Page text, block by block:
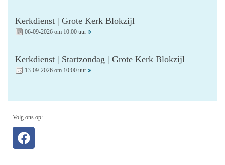
Kerkdienst | Grote Kerk Blokzijl
06-09-2026 om 10:00 uur
Kerkdienst | Startzondag | Grote Kerk Blokzijl
13-09-2026 om 10:00 uur
Volg ons op: